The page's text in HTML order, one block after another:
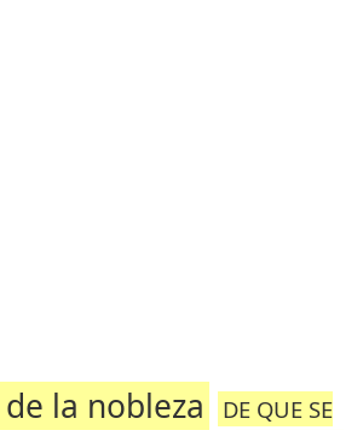
la nobleza
DE QUE SE